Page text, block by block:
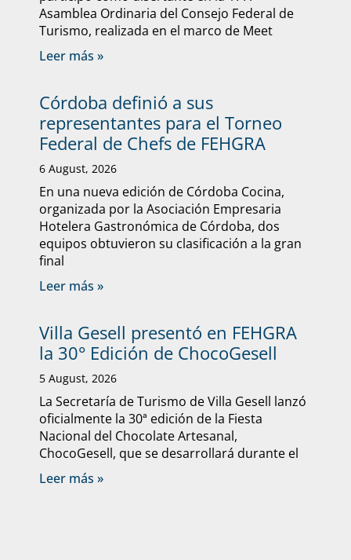
Asamblea Ordinaria del Consejo Federal de
Turismo, realizada en el marco de Meet
Leer más »
Córdoba definió a sus
representantes para el Torneo
Federal de Chefs de FEHGRA
6 August, 2026
En una nueva edición de Córdoba Cocina,
organizada por la Asociación Empresaria
Hotelera Gastronómica de Córdoba, dos
equipos obtuvieron su clasificación a la gran
final
Leer más »
Villa Gesell presentó en FEHGRA
la 30° Edición de ChocoGesell
5 August, 2026
La Secretaría de Turismo de Villa Gesell lanzó
oficialmente la 30ª edición de la Fiesta
Nacional del Chocolate Artesanal,
ChocoGesell, que se desarrollará durante el
Leer más »